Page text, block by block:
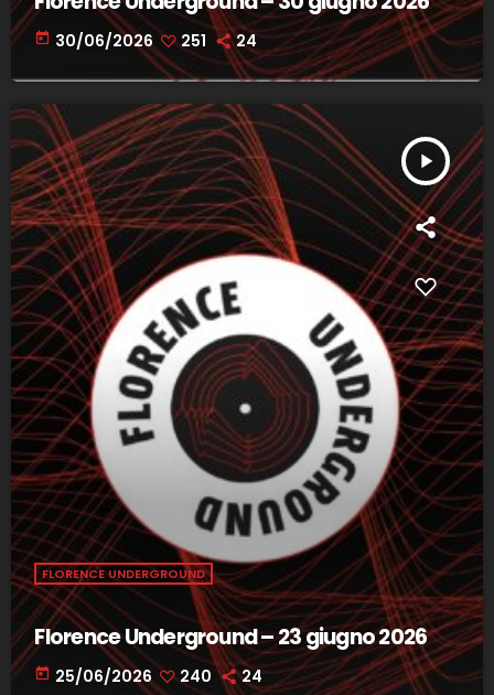
today 30/06/2026 251 24
play_arrow
FLORENCE UNDERGROUND
Florence Underground – 23 giugno 2026
today 25/06/2026 240 24